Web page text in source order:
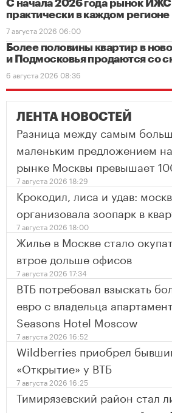
С начала 2026 года рынок
практически в каждом регионе
7 августа 2026 06:00
Более половины квартир в
и Подмосковья продаются со
6 августа 2026 08:36
ЛЕНТА НОВОСТЕЙ
Разница между самым
маленьким предложением
рынке Москвы превышает
7 августа 2026 18:29
Крокодил, лиса и удав:
организовала зоопарк в
7 августа 2026 18:00
Жилье в Москве стало
втрое дольше офисов
7 августа 2026 17:34
ВТБ потребовал взыскать
евро с владельца
Seasons Hotel Moscow
7 августа 2026 16:52
Wildberries приобрел
«Открытие» у ВТБ
7 августа 2026 16:25
Тимирязевский район стал